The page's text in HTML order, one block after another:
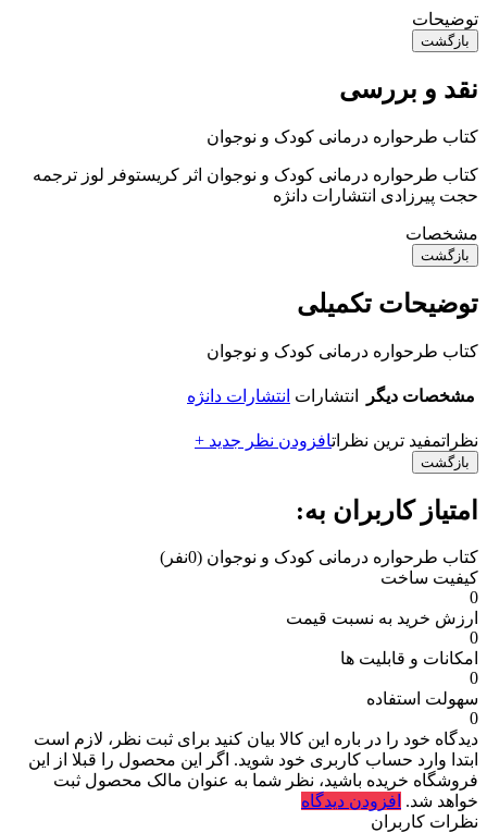
توضیحات
بازگشت
نقد و بررسی
کتاب طرحواره درمانی کودک و نوجوان
کتاب طرحواره درمانی کودک و نوجوان اثر کریستوفر لوز ترجمه
حجت پیرزادی انتشارات دانژه
مشخصات
بازگشت
توضیحات تکمیلی
کتاب طرحواره درمانی کودک و نوجوان
مشخصات دیگر انتشارات انتشارات دانژه
نظراتمفید ترین نظراتافزودن نظر جدید +
بازگشت
امتیاز کاربران به:
کتاب طرحواره درمانی کودک و نوجوان (0نفر)
کیفیت ساخت
0
ارزش خرید به نسبت قیمت
0
امکانات و قابلیت ها
0
سهولت استفاده
0
دیدگاه خود را در باره این کالا بیان کنید برای ثبت نظر، لازم است
ابتدا وارد حساب کاربری خود شوید. اگر این محصول را قبلا از این
فروشگاه خریده باشید، نظر شما به عنوان مالک محصول ثبت
خواهد شد. افزودن دیدگاه
نظرات کاربران